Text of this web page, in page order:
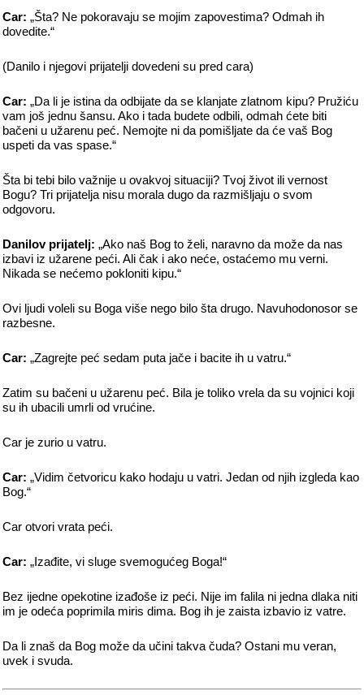
Car: „Šta? Ne pokoravaju se mojim zapovestima? Odmah ih
dovedite.“
(Danilo i njegovi prijatelji dovedeni su pred cara)
Car: „Da li je istina da odbijate da se klanjate zlatnom kipu? Pružiću
vam još jednu šansu. Ako i tada budete odbili, odmah ćete biti
bačeni u užarenu peć. Nemojte ni da pomišljate da će vaš Bog
uspeti da vas spase.“
Šta bi tebi bilo važnije u ovakvoj situaciji? Tvoj život ili vernost
Bogu? Tri prijatelja nisu morala dugo da razmišljaju o svom
odgovoru.
Danilov prijatelj: „Ako naš Bog to želi, naravno da može da nas
izbavi iz užarene peći. Ali čak i ako neće, ostaćemo mu verni.
Nikada se nećemo pokloniti kipu.“
Ovi ljudi voleli su Boga više nego bilo šta drugo. Navuhodonosor se
razbesne.
Car: „Zagrejte peć sedam puta jače i bacite ih u vatru.“
Zatim su bačeni u užarenu peć. Bila je toliko vrela da su vojnici koji
su ih ubacili umrli od vrućine.
Car je zurio u vatru.
Car: „Vidim četvoricu kako hodaju u vatri. Jedan od njih izgleda kao
Bog.“
Car otvori vrata peći.
Car: „Izađite, vi sluge svemogućeg Boga!“
Bez ijedne opekotine izađoše iz peći. Nije im falila ni jedna dlaka niti
im je odeća poprimila miris dima. Bog ih je zaista izbavio iz vatre.
Da li znaš da Bog može da učini takva čuda? Ostani mu veran,
uvek i svuda.